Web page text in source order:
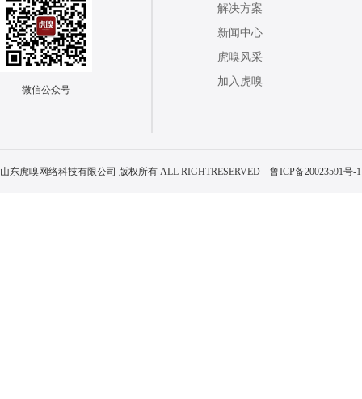
微信公众号
解决方案
新闻中心
虎嗅风采
加入虎嗅
山东虎嗅网络科技有限公司 版权所有 ALL RIGHTRESERVED 鲁ICP备20023591号-1